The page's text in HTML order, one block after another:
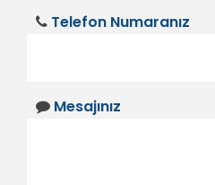
Telefon Numaranız
Mesajınız